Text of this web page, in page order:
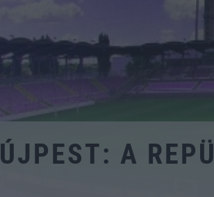
ÚJPEST: A